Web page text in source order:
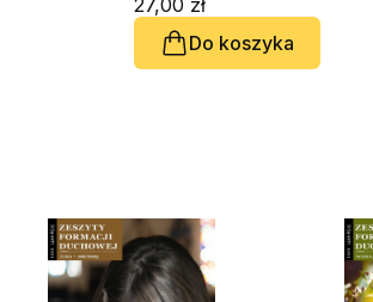
(CD-audiobook)
27,00 zł
Do koszyka